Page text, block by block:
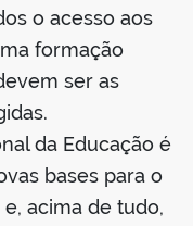
o acesso aos
formação
ser as
da Educação é
bases para o
acima de tudo,